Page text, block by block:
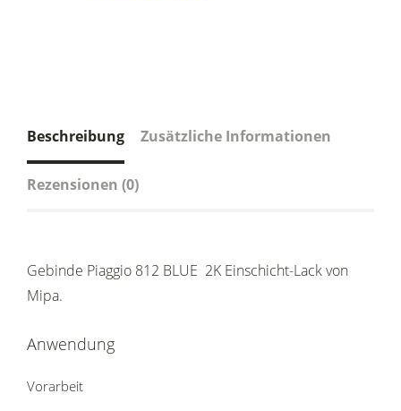
Beschreibung Zusätzliche Informationen
Rezensionen (0)
Gebinde Piaggio 812 BLUE 2K Einschicht-Lack von
Mipa.
Anwendung
Vorarbeit